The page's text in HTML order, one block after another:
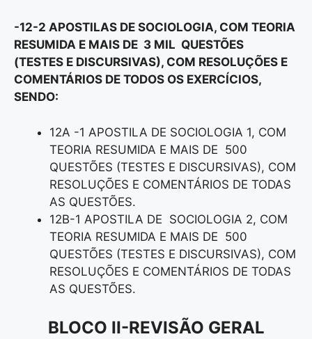
-12-2 APOSTILAS DE SOCIOLOGIA, COM TEORIA
RESUMIDA E MAIS DE 3 MIL QUESTÕES
(TESTES E DISCURSIVAS), COM RESOLUÇÕES E
COMENTÁRIOS DE TODOS OS EXERCÍCIOS,
SENDO:
12A -1 APOSTILA DE SOCIOLOGIA 1, COM
TEORIA RESUMIDA E MAIS DE 500
QUESTÕES (TESTES E DISCURSIVAS), COM
RESOLUÇÕES E COMENTÁRIOS DE TODAS
AS QUESTÕES.
12B-1 APOSTILA DE SOCIOLOGIA 2, COM
TEORIA RESUMIDA E MAIS DE 500
QUESTÕES (TESTES E DISCURSIVAS), COM
RESOLUÇÕES E COMENTÁRIOS DE TODAS
AS QUESTÕES.
BLOCO II-REVISÃO GERAL